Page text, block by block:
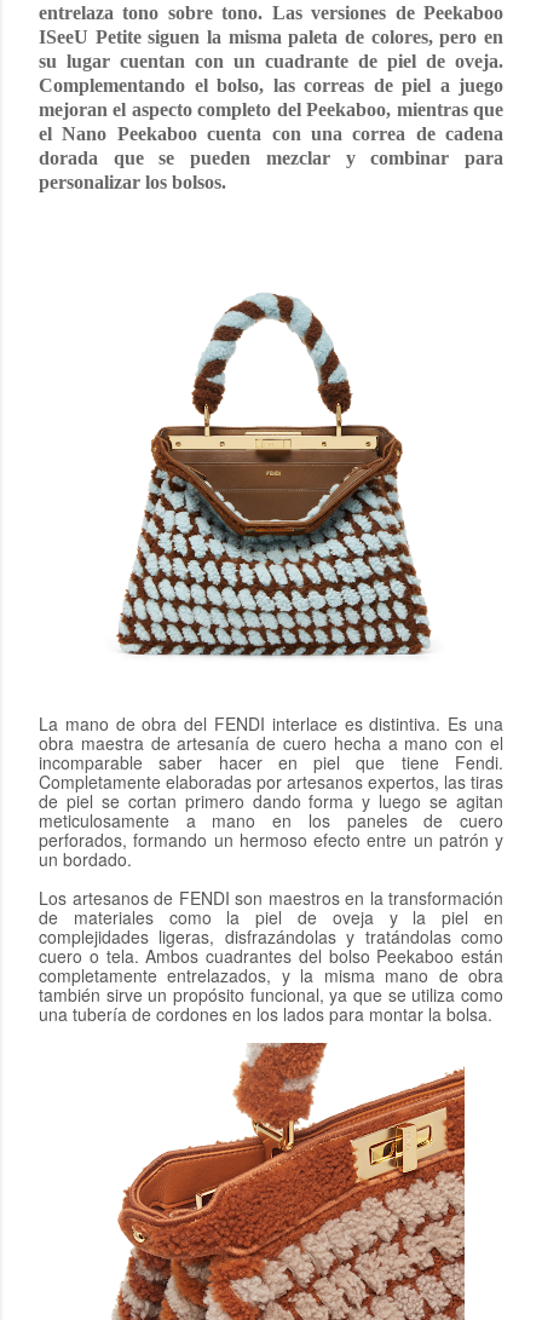
entrelaza tono sobre tono. Las versiones de Peekaboo
ISeeU Petite siguen la misma paleta de colores, pero en
su lugar cuentan con un cuadrante de piel de oveja.
Complementando el bolso, las correas de piel a juego
mejoran el aspecto completo del Peekaboo, mientras que
el Nano Peekaboo cuenta con una correa de cadena
dorada que se pueden mezclar y combinar para
personalizar los bolsos.
La mano de obra del FENDI interlace es distintiva. Es una
obra maestra de artesanía de cuero hecha a mano con el
incomparable saber hacer en piel que tiene Fendi.
Completamente elaboradas por artesanos expertos, las tiras
de piel se cortan primero dando forma y luego se agitan
meticulosamente a mano en los paneles de cuero
perforados, formando un hermoso efecto entre un patrón y
un bordado.
Los artesanos de FENDI son maestros en la transformación
de materiales como la piel de oveja y la piel en
complejidades ligeras, disfrazándolas y tratándolas como
cuero o tela. Ambos cuadrantes del bolso Peekaboo están
completamente entrelazados, y la misma mano de obra
también sirve un propósito funcional, ya que se utiliza como
una tubería de cordones en los lados para montar la bolsa.